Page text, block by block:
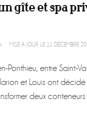
gîte et spa
MISE À JOUR LE 11 DÉCEMBRE
Ponthieu, entre Saint-
et Louis ont
deux